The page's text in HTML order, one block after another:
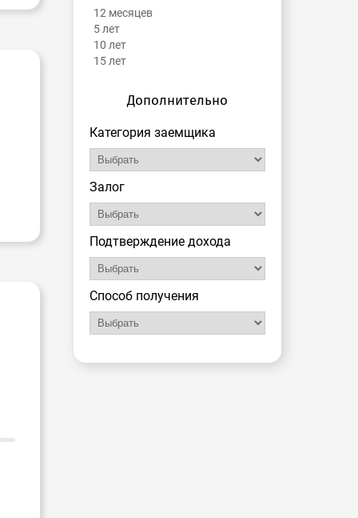
12 месяцев
5 лет
10 лет
15 лет
Дополнительно
Категория заемщика
Залог
Подтверждение дохода
Способ получения